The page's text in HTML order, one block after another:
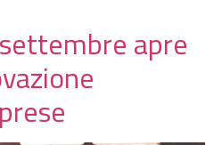
apre